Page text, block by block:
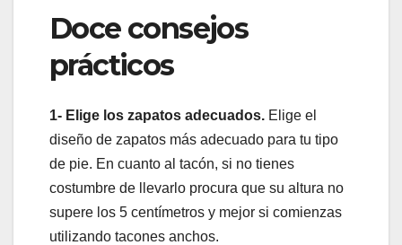
Doce consejos
prácticos
1- Elige los zapatos adecuados. Elige el
diseño de zapatos más adecuado para tu tipo
de pie. En cuanto al tacón, si no tienes
costumbre de llevarlo procura que su altura no
supere los 5 centímetros y mejor si comienzas
utilizando tacones anchos.